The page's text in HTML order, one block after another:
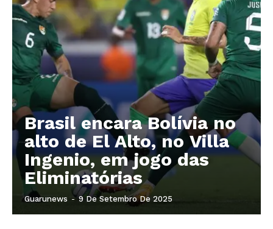
Brasil encara Bolívia no
alto de El Alto, no Villa
Ingenio, em jogo das
Eliminatórias
Guarunews - 9 De Setembro De 2025